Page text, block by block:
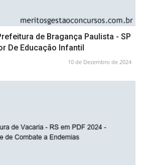
de Bragança Paulista - SP
De Educação Infantil
10 de Dezembro de 2024